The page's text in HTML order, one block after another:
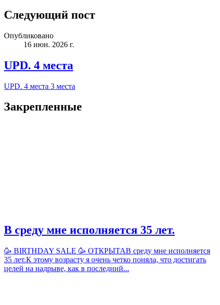
Следующий пост
Опубликовано
16 июн. 2026 г.
UPD. 4 места
UPD. 4 места 3 места
Закрепленные
В среду мне исполняется 35 лет.
🥳 BIRTHDAY SALE 🥳 ОТКРЫТАВ среду мне исполняется
35 лет.К этому возрасту я очень четко поняла, что достигать
целей на надрыве, как в последний...